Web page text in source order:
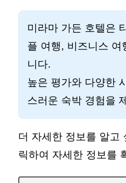
미라마 가든 호텔은
플 여행, 비즈니스 여
니다.
높은 평가와 다양한
스러운 숙박 경험을
더 자세한 정보를 알고
릭하여 자세한 정보를